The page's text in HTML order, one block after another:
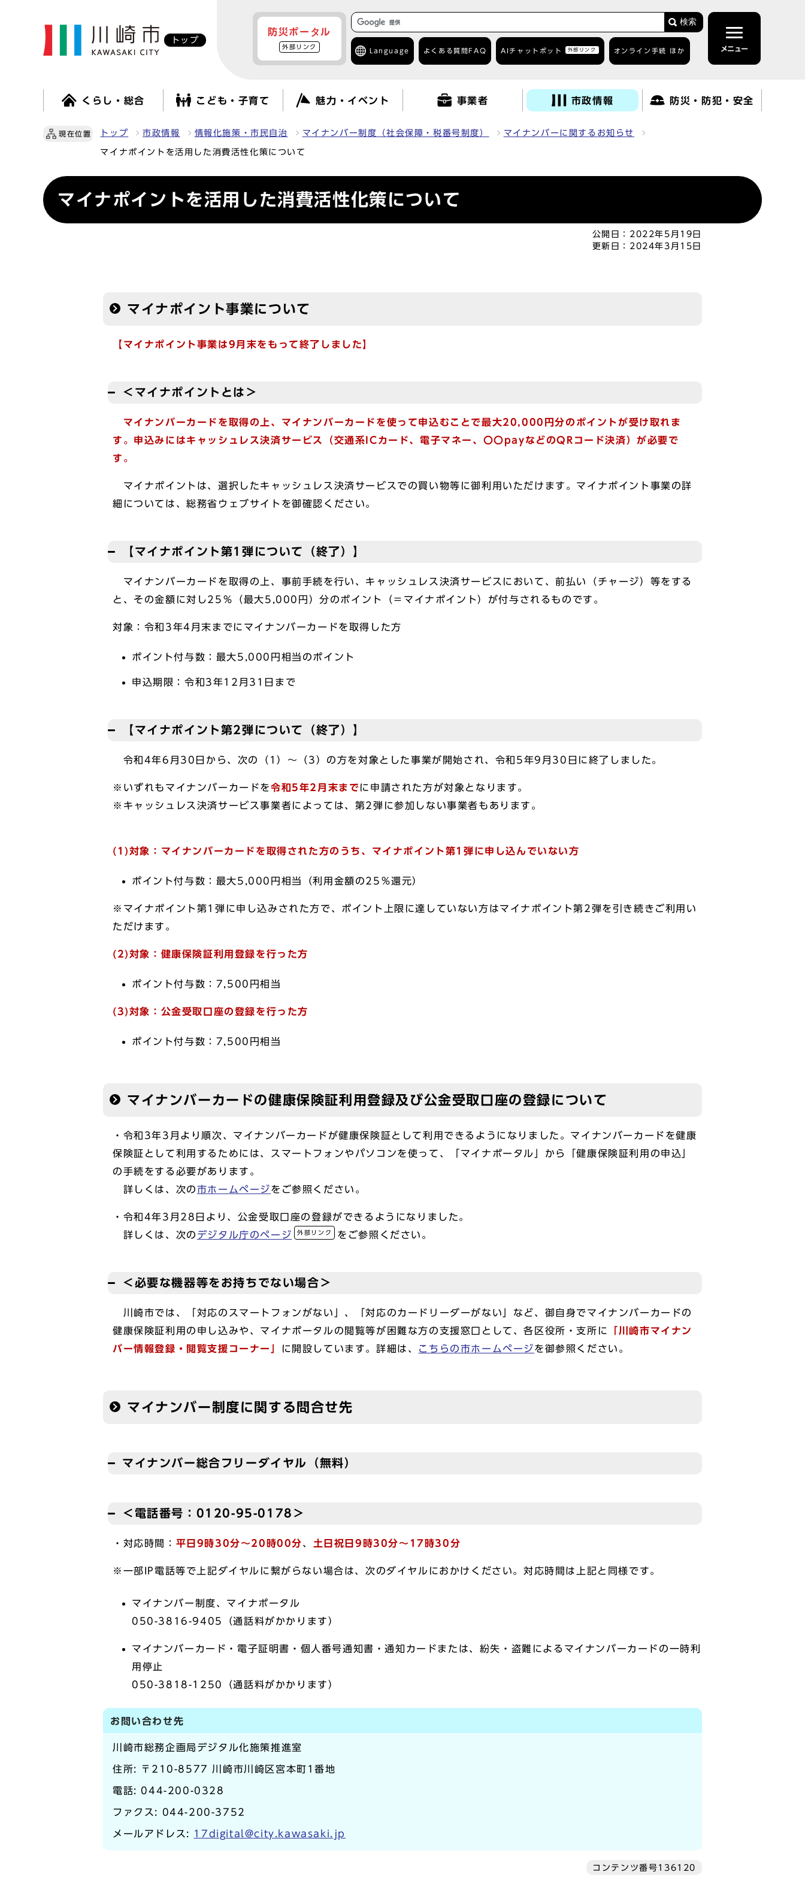
トップ
防災ポータル
外部リンク
検索
Language よくある質問 FAQ AIチャットボット 外部リンク オンライン手続 ほか メニュー
くらし・総合 こども・子育て 魅力・イベント 事業者 市政情報 防災・防犯・安全
現在位置 トップ 市政情報 情報化施策・市民自治 マイナンバー制度（社会保障・税番号制度） マイナンバーに関するお知らせ
マイナポイントを活用した消費活性化策について
マイナポイントを活用した消費活性化策について
公開日： 2022年5月19日
更新日： 2024年3月15日
マイナポイント事業について
【マイナポイント事業は9月末をもって終了しました】
＜マイナポイントとは＞
マイナンバーカードを取得の上、マイナンバーカードを使って申込むことで最大20,000円分のポイントが受け取れま
す。申込みにはキャッシュレス決済サービス（交通系ICカード、電子マネー、〇〇payなどのQRコード決済）が必要で
す。
マイナポイントは、選択したキャッシュレス決済サービスでの買い物等に御利用いただけます。マイナポイント事業の詳
細については、総務省ウェブサイトを御確認ください。
【マイナポイント第1弾について（終了）】
マイナンバーカードを取得の上、事前手続を行い、キャッシュレス決済サービスにおいて、前払い（チャージ）等をする
と、その金額に対し25％（最大5,000円）分のポイント（＝マイナポイント）が付与されるものです。
対象：令和3年4月末までにマイナンバーカードを取得した方
ポイント付与数：最大5,000円相当のポイント
申込期限：令和3年12月31日まで
【マイナポイント第2弾について（終了）】
令和4年6月30日から、次の（1）～（3）の方を対象とした事業が開始され、令和5年9月30日に終了しました。
※いずれもマイナンバーカードを令和5年2月末までに申請された方が対象となります。
※キャッシュレス決済サービス事業者によっては、第2弾に参加しない事業者もあります。
(1)対象：マイナンバーカードを取得された方のうち、マイナポイント第1弾に申し込んでいない方
ポイント付与数：最大5,000円相当（利用金額の25％還元）
※マイナポイント第1弾に申し込みされた方で、ポイント上限に達していない方はマイナポイント第2弾を引き続きご利用い
ただけます。
(2)対象：健康保険証利用登録を行った方
ポイント付与数：7,500円相当
(3)対象：公金受取口座の登録を行った方
ポイント付与数：7,500円相当
マイナンバーカードの健康保険証利用登録及び公金受取口座の登録について
・令和3年3月より順次、マイナンバーカードが健康保険証として利用できるようになりました。マイナンバーカードを健康
保険証として利用するためには、スマートフォンやパソコンを使って、「マイナポータル」から「健康保険証利用の申込」
の手続をする必要があります。
詳しくは、次の市ホームページをご参照ください。
・令和4年3月28日より、公金受取口座の登録ができるようになりました。
詳しくは、次の デジタル庁のページ 外部リンク をご参照ください。
＜必要な機器等をお持ちでない場合＞
川崎市では、「対応のスマートフォンがない」、「対応のカードリーダーがない」など、御自身でマイナンバーカードの
健康保険証利用の申し込みや、マイナポータルの閲覧等が困難な方の支援窓口として、各区役所・支所に
「川崎市マイナン
バー情報登録・閲覧支援コーナー」
に開設しています。詳細は、 こちらの市ホームページを御参照ください。
マイナンバー制度に関する問合せ先
マイナンバー総合フリーダイヤル（無料）
＜電話番号：0120-95-0178＞
・対応時間： 平日9時30分～20時00分、 土日祝日9時30分～17時30分
※一部IP電話等で上記ダイヤルに繋がらない場合は、次のダイヤルにおかけください。対応時間は上記と同様です。
マイナンバー制度、マイナポータル
050-3816-9405（通話料がかかります）
マイナンバーカード・電子証明書・個人番号通知書・通知カードまたは、紛失・盗難によるマイナンバーカードの一時利
用停止
050-3818-1250（通話料がかかります）
お問い合わせ先
川崎市総務企画局デジタル化施策推進室
住所: 〒210-8577 川崎市川崎区宮本町1番地
電話: 044-200-0328
ファクス: 044-200-3752
メールアドレス: 17digital@city.kawasaki.jp
コンテンツ番号136120